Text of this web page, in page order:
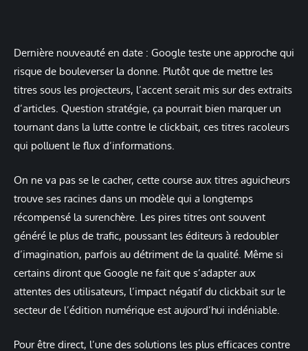
Dernière nouveauté en date : Google teste une approche qui
risque de bouleverser la donne. Plutôt que de mettre les
titres sous les projecteurs, l’accent serait mis sur des extraits
d’articles. Question stratégie, ça pourrait bien marquer un
tournant dans la lutte contre le clickbait, ces titres racoleurs
qui polluent le flux d’informations.
On ne va pas se le cacher, cette course aux titres aguicheurs
trouve ses racines dans un modèle qui a longtemps
récompensé la surenchère. Les pires titres ont souvent
généré le plus de trafic, poussant les éditeurs à redoubler
d’imagination, parfois au détriment de la qualité. Même si
certains diront que Google ne fait que s’adapter aux
attentes des utilisateurs, l’impact négatif du clickbait sur le
secteur de l’édition numérique est aujourd’hui indéniable.
Pour être direct, l’une des solutions les plus efficaces contre